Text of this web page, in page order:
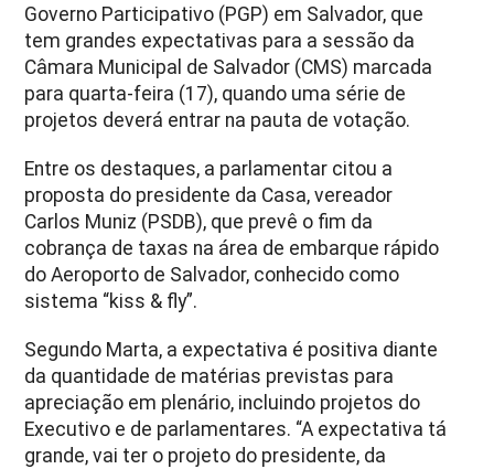
Governo Participativo (PGP) em Salvador, que
tem grandes expectativas para a sessão da
Câmara Municipal de Salvador (CMS) marcada
para quarta-feira (17), quando uma série de
projetos deverá entrar na pauta de votação.
Entre os destaques, a parlamentar citou a
proposta do presidente da Casa, vereador
Carlos Muniz (PSDB), que prevê o fim da
cobrança de taxas na área de embarque rápido
do Aeroporto de Salvador, conhecido como
sistema “kiss & fly”.
Segundo Marta, a expectativa é positiva diante
da quantidade de matérias previstas para
apreciação em plenário, incluindo projetos do
Executivo e de parlamentares. “A expectativa tá
grande, vai ter o projeto do presidente, da